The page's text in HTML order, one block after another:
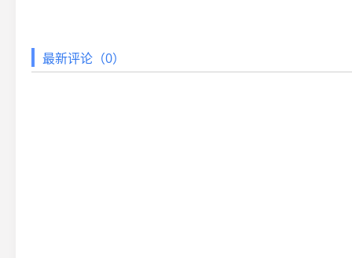
最新评论（0）